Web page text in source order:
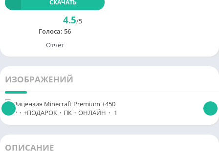
СКАЧАТЬ
4.5/5
Голоса: 56
Отчет
ИЗОБРАЖЕНИЙ
ОПИСАНИЕ